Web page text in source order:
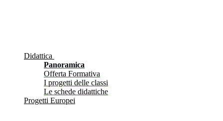
Didattica
Panoramica
Offerta Formativa
I progetti delle classi
Le schede didattiche
Progetti Europei